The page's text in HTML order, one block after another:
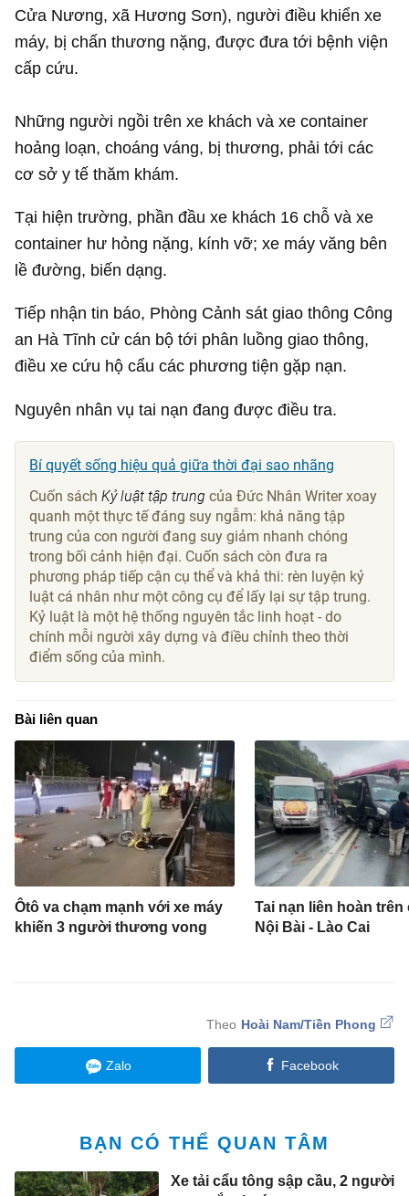
Cửa Nương, xã Hương Sơn), người điều khiển xe
máy, bị chấn thương nặng, được đưa tới bệnh viện
cấp cứu.
Những người ngồi trên xe khách và xe container
hoảng loạn, choáng váng, bị thương, phải tới các
cơ sở y tế thăm khám.
Tại hiện trường, phần đầu xe khách 16 chỗ và xe
container hư hỏng nặng, kính vỡ; xe máy văng bên
lề đường, biến dạng.
Tiếp nhận tin báo, Phòng Cảnh sát giao thông Công
an Hà Tĩnh cử cán bộ tới phân luồng giao thông,
điều xe cứu hộ cẩu các phương tiện gặp nạn.
Nguyên nhân vụ tai nạn đang được điều tra.
Bí quyết sống hiệu quả giữa thời đại sao nhãng
Cuốn sáchKỷ luật tập trung của Đức Nhân Writer xoay
quanh một thực tế đáng suy ngẫm: khả năng tập
trung của con người đang suy giảm nhanh chóng
trong bối cảnh hiện đại. Cuốn sách còn đưa ra
phương pháp tiếp cận cụ thể và khả thi: rèn luyện kỷ
luật cá nhân như một công cụ để lấy lại sự tập trung.
Kỷ luật là một hệ thống nguyên tắc linh hoạt - do
chính mỗi người xây dựng và điều chỉnh theo thời
điểm sống của mình.
Bài liên quan
Ôtô va chạm mạnh với xe máy
khiến 3 người thương vong
Tai nạn liên hoàn trên
Nội Bài - Lào Cai
Hoài Nam/Tiền Phong
Zalo Facebook
BẠN CÓ THỂ QUAN TÂM
Xe tải cẩu tông sập cầu, 2 người